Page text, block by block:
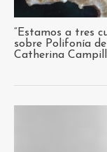
“Estamos a tres
sobre Polifonía
Catherina